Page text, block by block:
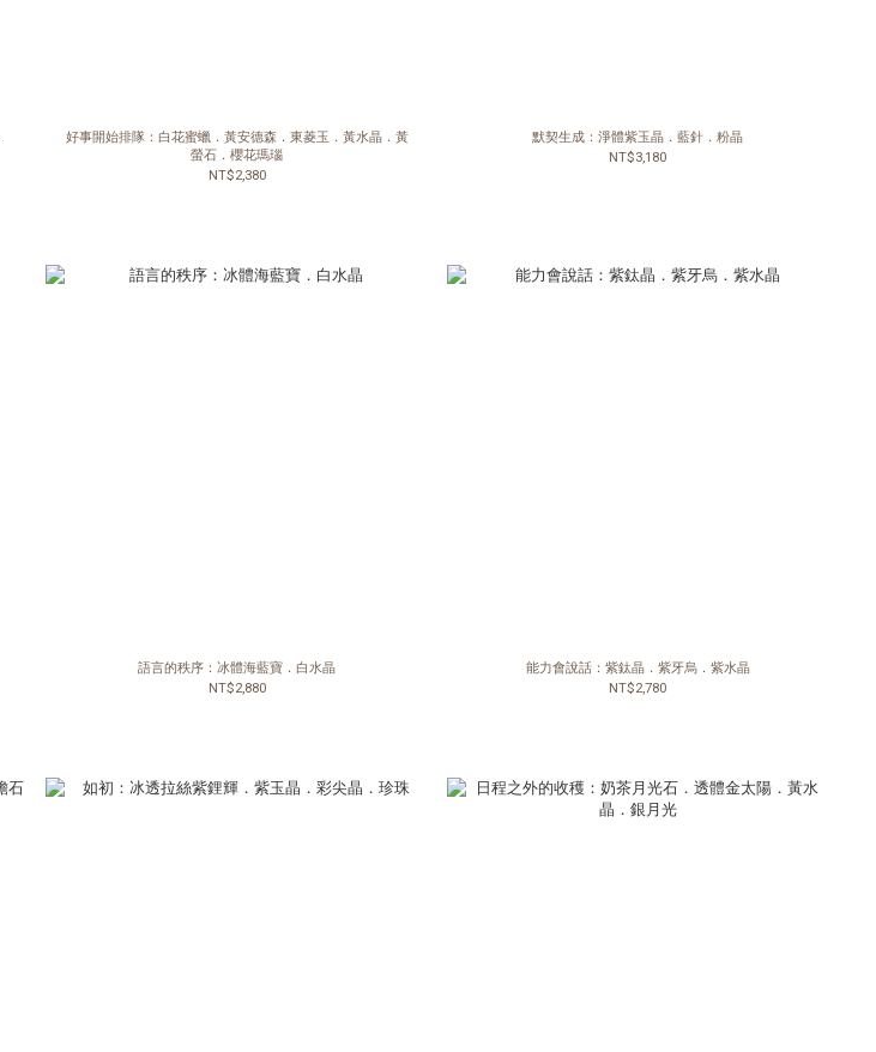
好事開始排隊：白花蜜蠟．黃安德森．東菱玉．黃水晶．黃
螢石．櫻花瑪瑙
NT$2,380
默契生成：淨體紫玉晶．藍針．粉晶
NT$3,180
語言的秩序：冰體海藍寶．白水晶
NT$2,880
能力會說話：紫鈦晶．紫牙烏．紫水晶
NT$2,780